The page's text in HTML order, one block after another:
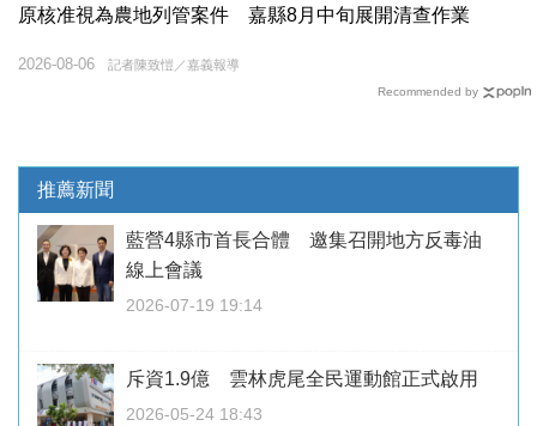
原核准視為農地列管案件 嘉縣8月中旬展開清查作業
記者陳致愷／嘉義報導
2026-08-06
Recommended by
推薦新聞
藍營4縣市首長合體 邀集召開地方反毒油
線上會議
2026-07-19 19:14
斥資1.9億 雲林虎尾全民運動館正式啟用
2026-05-24 18:43